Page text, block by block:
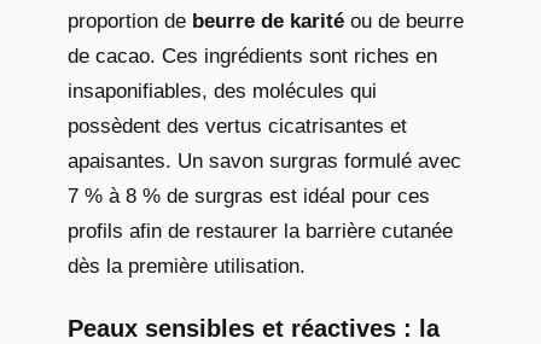
proportion de beurre de karité ou de beurre
de cacao. Ces ingrédients sont riches en
insaponifiables, des molécules qui
possèdent des vertus cicatrisantes et
apaisantes. Un savon surgras formulé avec
7 % à 8 % de surgras est idéal pour ces
profils afin de restaurer la barrière cutanée
dès la première utilisation.
Peaux sensibles et réactives : la